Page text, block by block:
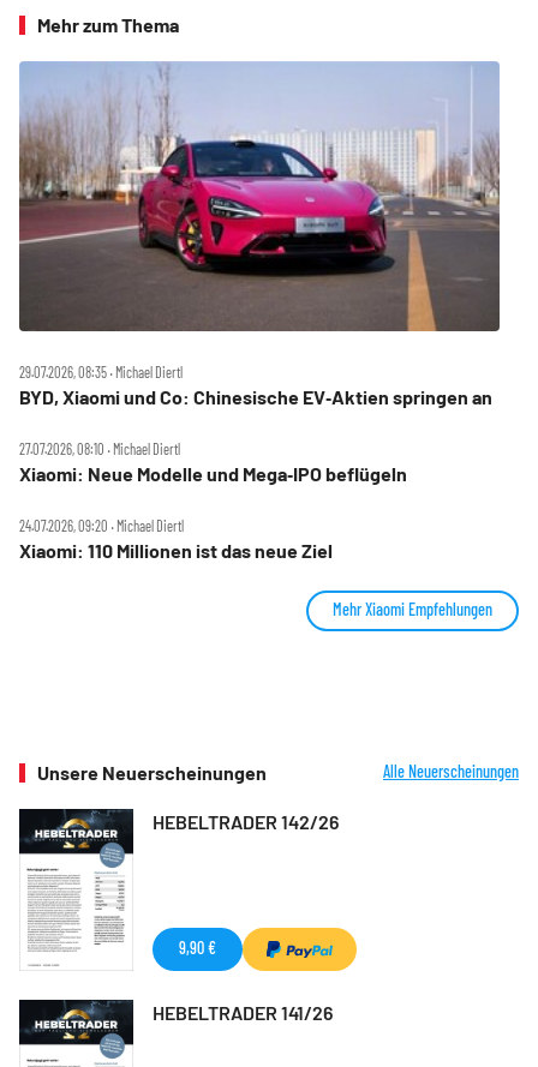
Mehr zum Thema
29.07.2026, 08:35 ‧ Michael Diertl
BYD, Xiaomi und Co: Chinesische EV‑Aktien springen an
27.07.2026, 08:10 ‧ Michael Diertl
Xiaomi: Neue Modelle und Mega‑IPO beflügeln
24.07.2026, 09:20 ‧ Michael Diertl
Xiaomi: 110 Millionen ist das neue Ziel
Mehr Xiaomi Empfehlungen
Unsere Neuerscheinungen Alle Neuerscheinungen
HEBELTRADER 142/26
9,90 €
HEBELTRADER 141/26